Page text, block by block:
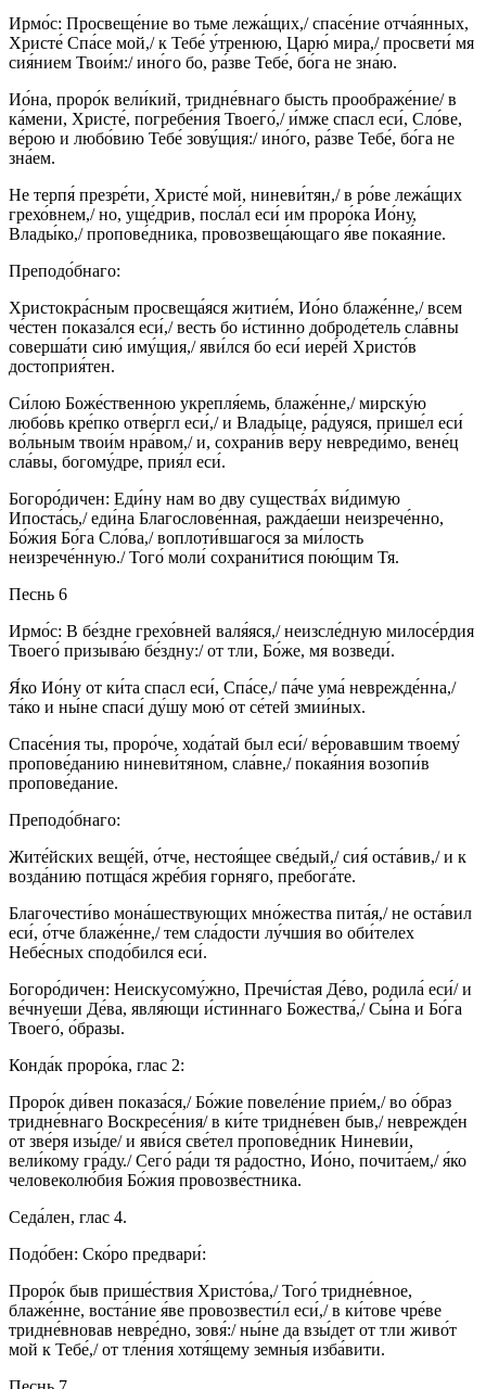
Ирмо́с: Просвеще́ние во тьме лежа́щих,/ спасе́ние отча́янных,
Христе́ Спа́се мой,/ к Тебе́ у́тренюю, Царю́ мира,/ просвети́ мя
сия́нием Твои́м:/ ино́го бо, ра́зве Тебе́, бо́га не зна́ю.
Ио́на, проро́к вели́кий, тридне́внаго бысть проображе́ние/ в
ка́мени, Христе́, погребе́ния Твоего́,/ и́мже спасл еси́, Сло́ве,
ве́рою и любо́вию Тебе́ зову́щия:/ ино́го, ра́зве Тебе́, бо́га не
зна́ем.
Не терпя́ презре́ти, Христе́ мой, ниневи́тян,/ в ро́ве лежа́щих
грехо́внем,/ но, уще́дрив, посла́л еси́ им проро́ка Ио́ну,
Влады́ко,/ пропове́дника, провозвеща́ющаго я́ве покая́ние.
Преподо́бнаго:
Христокра́сным просвеща́яся житие́м, Ио́но блаже́нне,/ всем
че́стен показа́лся еси́,/ весть бо и́стинно доброде́тель сла́вны
соверша́ти сию́ иму́щия,/ яви́лся бо еси́ иере́й Христо́в
достоприя́тен.
Си́лою Боже́ственною укрепля́емь, блаже́нне,/ мирску́ю
любо́вь кре́пко отве́ргл еси́,/ и Влады́це, ра́дуяся, прише́л еси́
во́льным твои́м нра́вом,/ и, сохрани́в ве́ру невреди́мо, вене́ц
сла́вы, богому́дре, прия́л еси́.
Богоро́дичен: Еди́ну нам во дву существа́х ви́димую
Ипоста́сь,/ еди́на Благослове́нная, ражда́еши неизрече́нно,
Бо́жия Бо́га Сло́ва,/ воплоти́вшагося за ми́лость
неизрече́нную./ Того́ моли́ сохрани́тися пою́щим Тя.
Песнь 6
Ирмо́с: В бе́здне грехо́вней валя́яся,/ неизсле́дную милосе́рдия
Твоего́ призыва́ю бе́здну:/ от тли, Бо́же, мя возведи́.
Я́ко Ио́ну от ки́та спасл еси́, Спа́се,/ па́че ума́ неврежде́нна,/
та́ко и ны́не спаси́ ду́шу мою́ от се́тей змии́ных.
Спасе́ния ты, проро́че, хода́тай был еси́/ ве́ровавшим твоему́
пропове́данию ниневи́тяном, сла́вне,/ покая́ния возопи́в
пропове́дание.
Преподо́бнаго:
Жите́йских веще́й, о́тче, нестоя́щее све́дый,/ сия́ оста́вив,/ и к
возда́нию потща́ся жре́бия горняго, пребога́те.
Благочести́во мона́шествующих мно́жества пита́я,/ не оста́вил
еси́, о́тче блаже́нне,/ тем сла́дости лу́чшия во оби́телех
Небе́сных сподо́бился еси́.
Богоро́дичен: Неискусому́жно, Пречи́стая Де́во, родила́ еси́/ и
ве́чнуеши Де́ва, явля́ющи и́стиннаго Божества́,/ Сы́на и Бо́га
Твоего́, о́бразы.
Конда́к проро́ка, глас 2:
Проро́к ди́вен показа́ся,/ Бо́жие повеле́ние прие́м,/ во о́браз
тридне́внаго Воскресе́ния/ в ки́те тридне́вен быв,/ неврежде́н
от зве́ря изы́де/ и яви́ся све́тел пропове́дник Ниневи́и,
вели́кому гра́ду./ Сего́ ра́ди тя ра́достно, Ио́но, почита́ем,/ я́ко
человеколю́бия Бо́жия провозве́стника.
Седа́лен, глас 4.
Подо́бен: Ско́ро предвари́:
Проро́к быв прише́ствия Христо́ва,/ Того́ тридне́вное,
блаже́нне, воста́ние я́ве провозвести́л еси́,/ в ки́тове чре́ве
тридне́вновав невре́дно, зовя́:/ ны́не да взы́дет от тли живо́т
мой к Тебе́,/ от тле́ния хотя́щему земны́я изба́вити.